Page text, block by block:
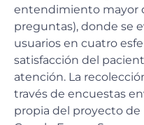
entendimiento mayor
preguntas), donde se
usuarios en cuatro
satisfacción del
atención. La
través de encuestas
propia del proyecto